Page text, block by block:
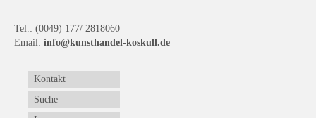
Tel.: (0049) 177/ 2818060
Email: info@kunsthandel-koskull.de
Kontakt
Suche